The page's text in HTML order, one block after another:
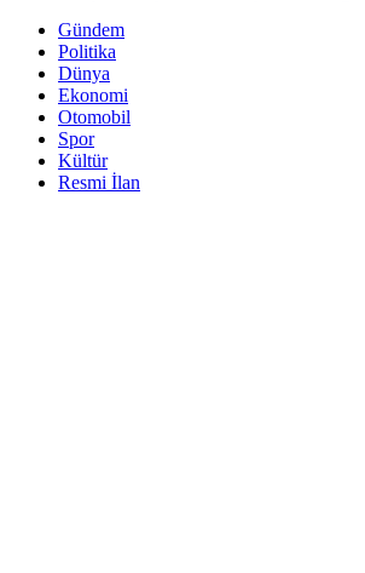
Gündem
Politika
Dünya
Ekonomi
Otomobil
Spor
Kültür
Resmi İlan